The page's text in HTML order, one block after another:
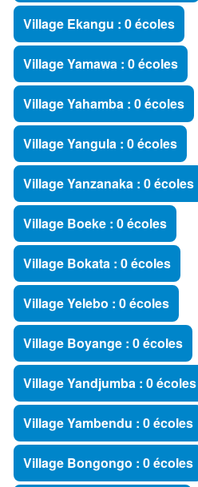
Village Ekangu : 0 écoles
Village Yamawa : 0 écoles
Village Yahamba : 0 écoles
Village Yangula : 0 écoles
Village Yanzanaka : 0 écoles
Village Boeke : 0 écoles
Village Bokata : 0 écoles
Village Yelebo : 0 écoles
Village Boyange : 0 écoles
Village Yandjumba : 0 écoles
Village Yambendu : 0 écoles
Village Bongongo : 0 écoles